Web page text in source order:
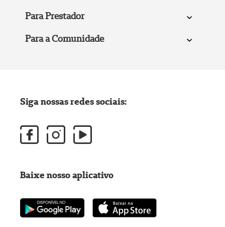
Para Prestador
Para a Comunidade
Siga nossas redes sociais:
Baixe nosso aplicativo